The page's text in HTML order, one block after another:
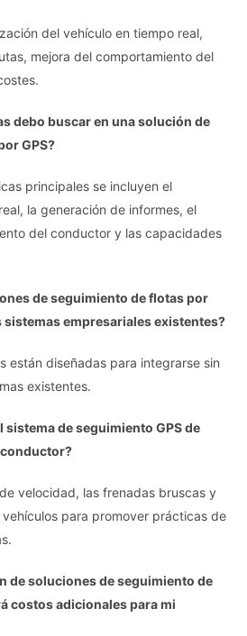
del vehículo en tiempo real,
mejora del comportamiento del
debo buscar en una solución de
GPS?
principales se incluyen el
la generación de informes, el
del conductor y las capacidades
de seguimiento de flotas por
sistemas empresariales existentes?
están diseñadas para integrarse sin
existentes.
sistema de seguimiento GPS de
velocidad, las frenadas bruscas y
para promover prácticas de
de soluciones de seguimiento de
costos adicionales para mi